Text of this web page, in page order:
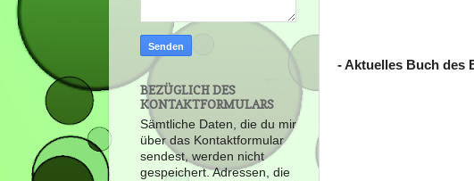
- Aktuelles Buch des
BEZÜGLICH DES
KONTAKTFORMULARS
Sämtliche Daten, die du mir
über das Kontaktformular
sendest, werden nicht
gespeichert. Adressen, die